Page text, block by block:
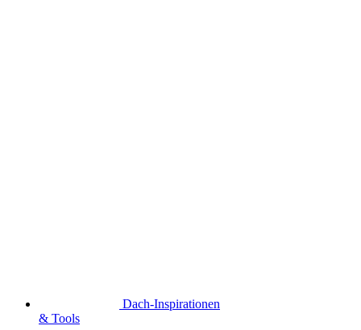
Dach-Inspirationen
& Tools